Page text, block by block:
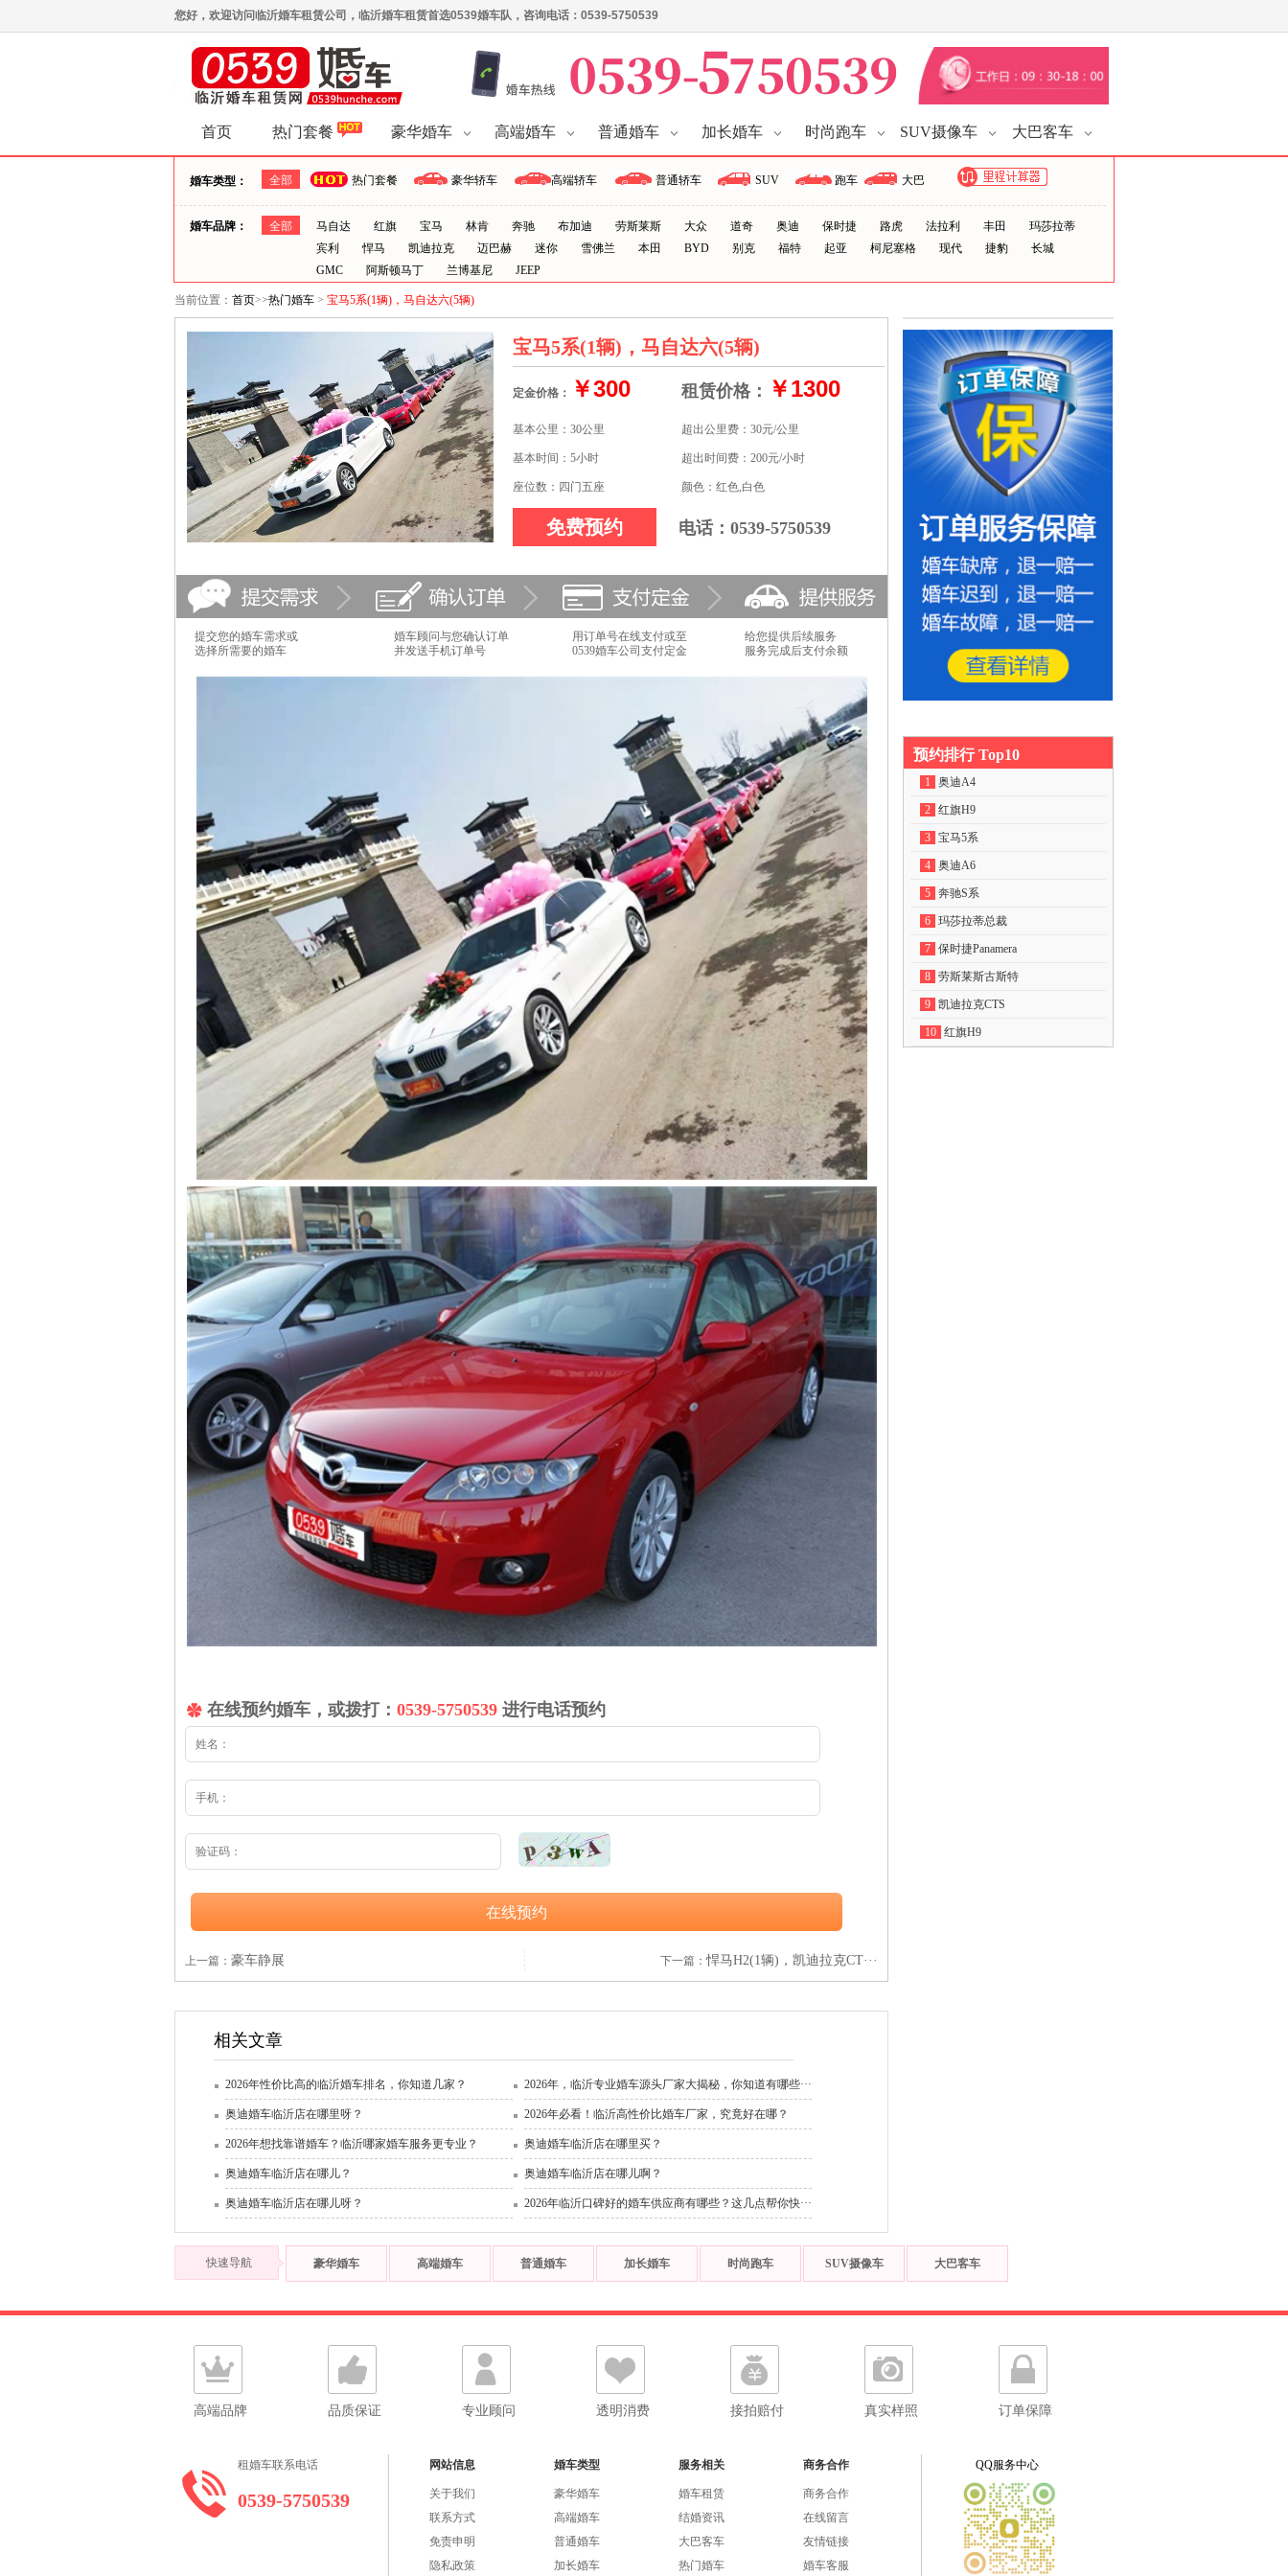
您好，欢迎访问临沂婚车租赁公司，临沂婚车租赁首选0539婚车队，咨询电话：0539-5750539
首页 热门套餐 豪华婚车 高端婚车 普通婚车 加长婚车 时尚跑车 SUV摄像车 大巴客车
婚车类型： 全部 热门套餐 豪华轿车 高端轿车 普通轿车 SUV 跑车 大巴
婚车品牌： 全部 马自达 红旗 宝马 林肯 奔驰 布加迪 劳斯莱斯 大众 道奇 奥迪 保时捷 路虎 法拉利 丰田
玛莎拉蒂
宾利
悍马 凯迪拉克 迈巴赫 迷你 雪佛兰 本田 BYD 别克 福特 起亚 柯尼塞格 现代 捷豹
长城
GMC
阿斯顿马丁 兰博基尼 JEEP
当前位置： 首页>>热门婚车 > 宝马5系(1辆)，马自达六(5辆)
宝马5系(1辆)，马自达六(5辆)
定金价格： ￥300 租赁价格： ￥1300
基本公里：30公里 超出公里费：30元/公里
基本时间：5小时 超出时间费：200元/小时
座位数：四门五座 颜色：红色,白色
免费预约 电话：0539-5750539
提交您的婚车需求或
选择所需要的婚车
婚车顾问与您确认订单
并发送手机订单号
用订单号在线支付或至
0539婚车公司支付定金
给您提供后续服务
服务完成后支付余额
在线预约婚车，或拨打： 0539-5750539 进行电话预约
在线预约
上一篇： 豪车静展 下一篇：悍马H2(1辆)，凯迪拉克CT···
相关文章
2026年性价比高的临沂婚车排名，你知道几家？ 2026年，临沂专业婚车源头厂家大揭秘，你知道有哪些···
奥迪婚车临沂店在哪里呀？ 2026年必看！临沂高性价比婚车厂家，究竟好在哪？
2026年想找靠谱婚车？临沂哪家婚车服务更专业？ 奥迪婚车临沂店在哪里买？
奥迪婚车临沂店在哪儿？ 奥迪婚车临沂店在哪儿啊？
奥迪婚车临沂店在哪儿呀？ 2026年临沂口碑好的婚车供应商有哪些？这几点帮你快···
预约排行 Top10
1 奥迪A4
2 红旗H9
3 宝马5系
4 奥迪A6
5 奔驰S系
6 玛莎拉蒂总裁
7 保时捷Panamera
8 劳斯莱斯古斯特
9 凯迪拉克CTS
10 红旗H9
快速导航 豪华婚车 高端婚车 普通婚车 加长婚车 时尚跑车 SUV摄像车 大巴客车
高端品牌 品质保证 专业顾问 透明消费 接拍赔付 真实样照 订单保障
租婚车联系电话
0539-5750539
网站信息
关于我们
联系方式
免责申明
隐私政策
婚车类型
豪华婚车
高端婚车
普通婚车
加长婚车
服务相关
婚车租赁
结婚资讯
大巴客车
热门婚车
商务合作
商务合作
在线留言
友情链接
婚车客服
QQ服务中心